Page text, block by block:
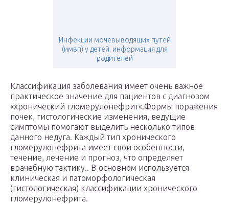
Инфекции мочевыводящих путей
(имвп) у детей. информация для
родителей
Классификация заболевания имеет очень важное
практическое значение для пациентов с диагнозом
«хронический гломерулонефрит«.Формы поражения
почек, гистологические изменения, ведущие
симптомы помогают выделить несколько типов
данного недуга. Каждый тип хронического
гломерулонефрита имеет свои особенности,
течение, лечение и прогноз, что определяет
врачебную тактику.. В основном используется
клиническая и патоморфологическая
(гистологическая) классификации хронического
гломерулонефрита.